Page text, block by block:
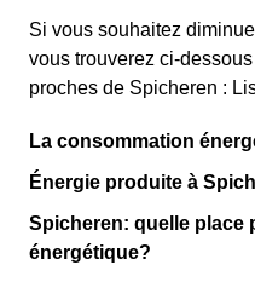
Si vous souhaitez
vous trouverez ci-
proches de Spicheren :
La consommation
Énergie produite à
Spicheren: quelle place
énergétique?